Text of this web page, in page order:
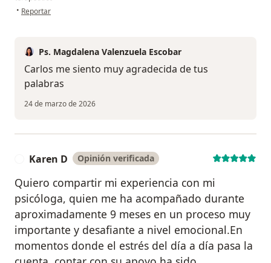
• en opinión del usuario Carlos Cerón Puelma
Reportar
Ps. Magdalena Valenzuela Escobar
Carlos me siento muy agradecida de tus
palabras
24 de marzo de 2026
Karen D Opinión verificada
Quiero compartir mi experiencia con mi
psicóloga, quien me ha acompañado durante
aproximadamente 9 meses en un proceso muy
importante y desafiante a nivel emocional.En
momentos donde el estrés del día a día pasa la